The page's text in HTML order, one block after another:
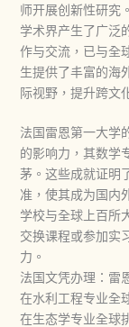
师开展创新性研究
学术界产生了广泛
作与交流，已与全
生提供了丰富的海
际视野，提升跨文
法国雷恩第一大学
的影响力，其数学
茅。这些成就证明
准，使其成为国内
学校与全球上百所
交换课程或参加实
力。
法国文凭办理：雷
在水利工程专业全
在生态学专业全球